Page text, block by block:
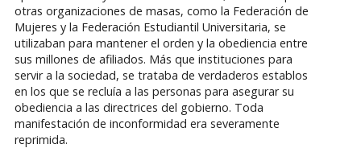
otras organizaciones de masas, como la Federación de
Mujeres y la Federación Estudiantil Universitaria, se
utilizaban para mantener el orden y la obediencia entre
sus millones de afiliados. Más que instituciones para
servir a la sociedad, se trataba de verdaderos establos
en los que se recluía a las personas para asegurar su
obediencia a las directrices del gobierno. Toda
manifestación de inconformidad era severamente
reprimida.